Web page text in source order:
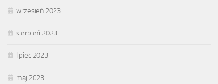
wrzesień 2023
sierpień 2023
lipiec 2023
maj 2023